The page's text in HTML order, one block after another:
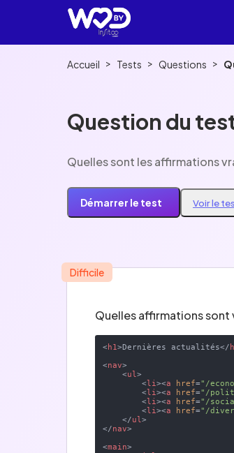
Accueil > Tests > Questions >
Question du
Quelles sont les affirmations
Démarrer le test Voir le
Difficile
Quelles affirmations sont
< h1>Dernières actualités</
<nav>
<ul>
< li><a href="/
< li><a href="/
< li><a href="/
< li><a href="/
</ul>
</nav>
<main>